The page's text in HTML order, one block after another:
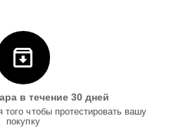
в течение 30 дней
чтобы протестировать вашу
покупку